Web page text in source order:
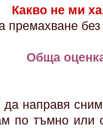
Какво не ми
премахване
Обща
направя
по тъмно или